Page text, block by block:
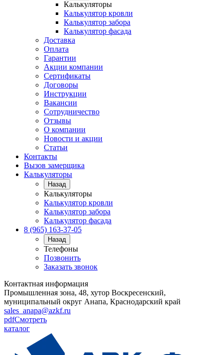
Калькуляторы
Калькулятор кровли
Калькулятор забора
Калькулятор фасада
Доставка
Оплата
Гарантии
Акции компании
Сертификаты
Договоры
Инструкции
Вакансии
Сотрудничество
Отзывы
О компании
Новости и акции
Статьи
Контакты
Вызов замерщика
Калькуляторы
Назад
Калькуляторы
Калькулятор кровли
Калькулятор забора
Калькулятор фасада
8 (965) 163-37-05
Назад
Телефоны
Позвонить
Заказать звонок
Контактная информация
Промышленная зона, 48, хутор Воскресенский,
муниципальный округ Анапа, Краснодарский край
sales_anapa@azkf.ru
pdfСмотреть
каталог